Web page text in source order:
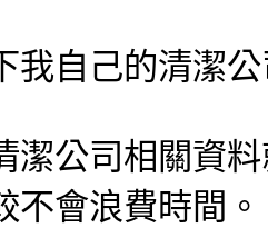
我自己的清潔
潔公司相關資
不會浪費時間。